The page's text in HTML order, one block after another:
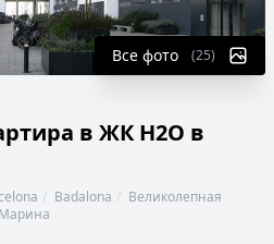
Все фото (25)
в ЖК H2O в
Badalona
Великолепная